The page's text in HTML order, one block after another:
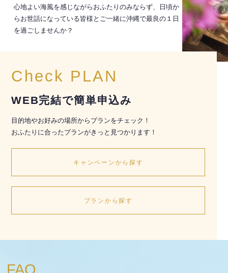
心地よい海風を感じながらおふたりのみならず、日頃か
らお世話になっている皆様とご一緒に沖縄で最良の１日
を過ごしませんか？
Check PLAN
WEB完結で簡単申込み
目的地やお好みの場所からプランをチェック！
おふたりに合ったプランがきっと見つかります！
キャンペーンから探す
プランから探す
FAQ